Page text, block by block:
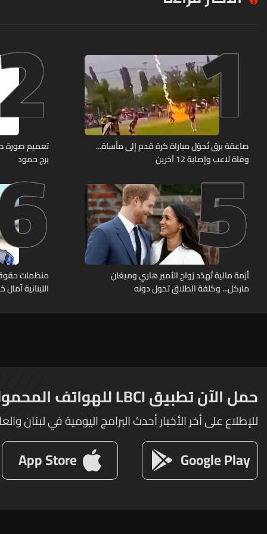
1
صاعقة برق تُحوّل مباراة كرة قدم إلى مأساة...
وفاة لاعب وإصابة 12 آخرين
برج حمود
5
أزمة مالية تُهدّد زواج الأمير هاري وميغان
ماركل... وكلفة الطلاق تحول دونه
منظمات
اللبنانية
حمل الآن تطبيق LBCI للهواتف المحمولة
للإطلاع على أخر الأخبار أحدث البرامج اليومية في لبنان
Google Play
App Store